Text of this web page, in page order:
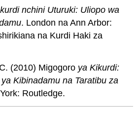
nchini Uturuki: Uliopo wa
. London na Ann Arbor:
na Kurdi Haki za
(2010) Migogoro ya Kikurdi:
Kibinadamu na Taratibu za
Routledge.